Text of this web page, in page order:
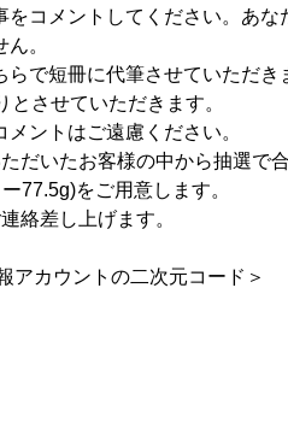
をコメントしてください。あ
。
で短冊に代筆させていただき
させていただきます。
ントはご遠慮ください。
だいたお客様の中から抽選で
77.5g)をご用意します。
絡差し上げます。
アカウントの二次元コード＞